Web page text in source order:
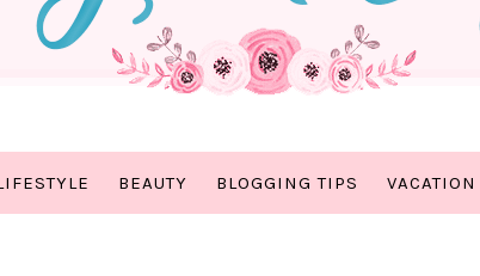
BEAUTY BLOGGING TIPS VACATION